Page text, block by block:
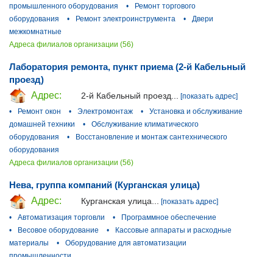
промышленного оборудования
•
Ремонт торгового
оборудования
• Ремонт электроинструмента •
Двери
межкомнатные
Адреса филиалов организации (56)
Лаборатория ремонта, пункт приема (2-й Кабельный
проезд)
Адрес:
2-й Кабельный проезд...
[показать адрес]
•
Ремонт окон • Электромонтаж •
Установка и обслуживание
домашней техники
•
Обслуживание климатического
оборудования
•
Восстановление и монтаж сантехнического
оборудования
Адреса филиалов организации (56)
Нева, группа компаний (Курганская улица)
Адрес:
Курганская улица... [показать адрес]
•
Автоматизация торговли •
Программное обеспечение
•
Весовое оборудование •
Кассовые аппараты и расходные
материалы
•
Оборудование для автоматизации